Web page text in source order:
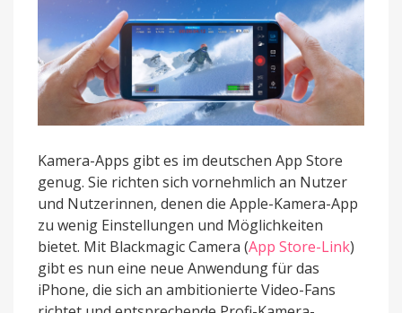
User
Kamera-Apps gibt es im deutschen App Store
genug. Sie richten sich vornehmlich an Nutzer
und Nutzerinnen, denen die Apple-Kamera-App
zu wenig Einstellungen und Möglichkeiten
bietet. Mit Blackmagic Camera (App Store-Link)
gibt es nun eine neue Anwendung für das
iPhone, die sich an ambitionierte Video-Fans